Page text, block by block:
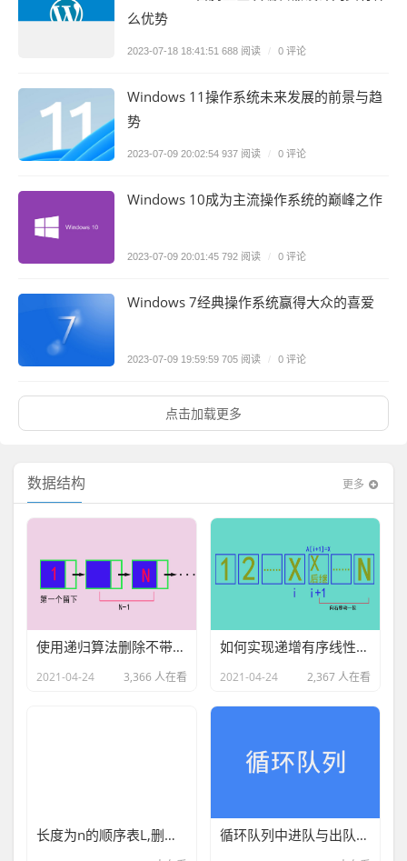
么优势
2023-07-18 18:41:51 688 阅读 / 0 评论
Windows 11操作系统未来发展的前景与趋
势
2023-07-09 20:02:54 937 阅读 / 0 评论
Windows 10成为主流操作系统的巅峰之作
2023-07-09 20:01:45 792 阅读 / 0 评论
Windows 7经典操作系统赢得大众的喜爱
2023-07-09 19:59:59 705 阅读 / 0 评论
点击加载更多
数据结构 更多
使用递归算法删除不带头结点单链表L中所有值为X的结点
2021-04-24 3,366 人在看
如何实现递增有序线性表中查找与插入X操作
2021-04-24 2,367 人在看
长度为n的顺序表L,删除线性表中所有值为X的算法 循环队列中进队与出队算法详细图文